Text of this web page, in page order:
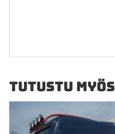
TUTUSTU MYÖS